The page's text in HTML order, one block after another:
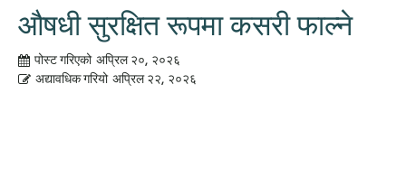
औषधी सुरक्षित रूपमा कसरी फाल्ने
पोस्ट गरिएको अप्रिल २०, २०२६
अद्यावधिक गरियो अप्रिल २२, २०२६